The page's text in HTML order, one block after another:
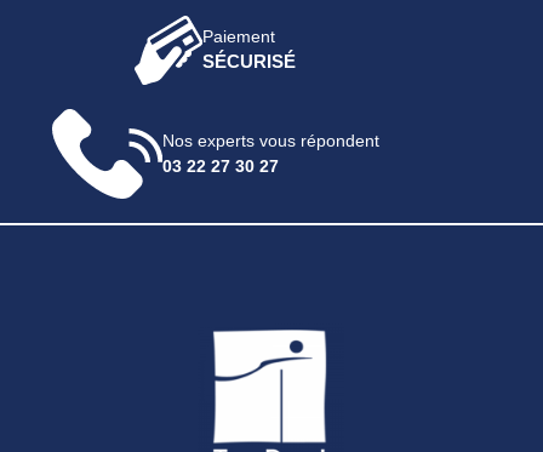
Paiement
SÉCURISÉ
Nos experts vous répondent
03 22 27 30 27